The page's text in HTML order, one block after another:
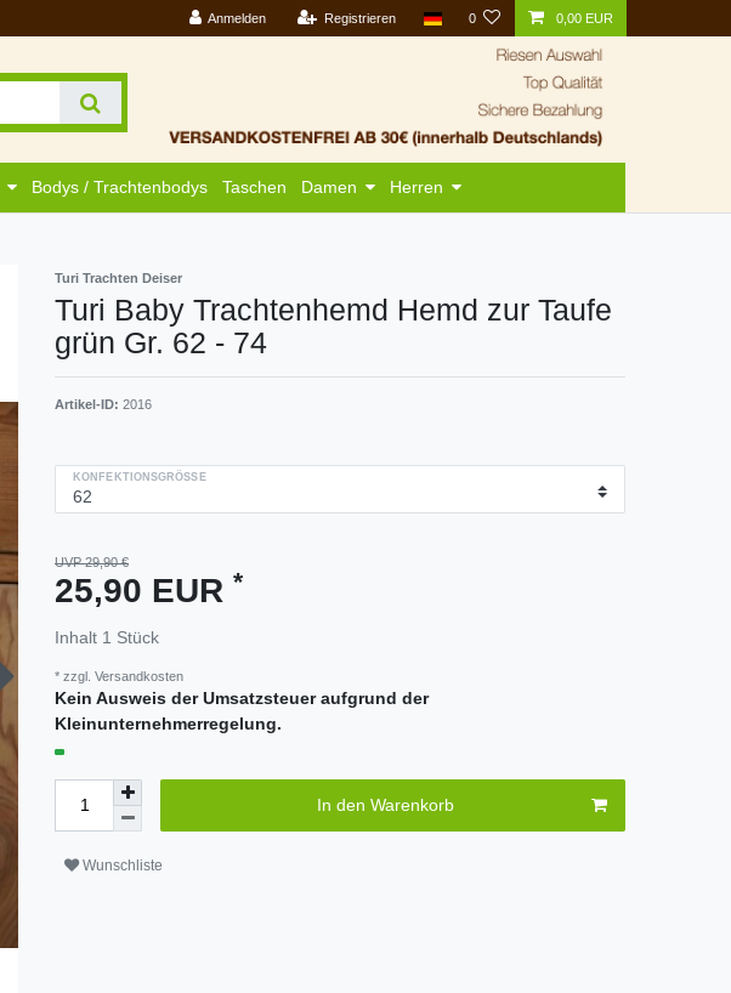
Anmelden Registrieren 0 0,00 EUR
Bodys / Trachtenbodys Taschen Damen Herren
Turi Trachten Deiser
Turi Baby Trachtenhemd Hemd zur Taufe
grün Gr. 62 - 74
Artikel-ID: 2016
KONFEKTIONSGRÖSSE
UVP 29,90 €
25,90 EUR *
Inhalt 1 Stück
* zzgl. Versandkosten
Kein Ausweis der Umsatzsteuer aufgrund der
Kleinunternehmerregelung.
In den Warenkorb
Wunschliste